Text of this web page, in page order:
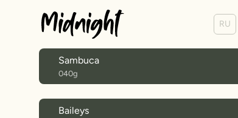
RU
Sambuca
040g
Baileys